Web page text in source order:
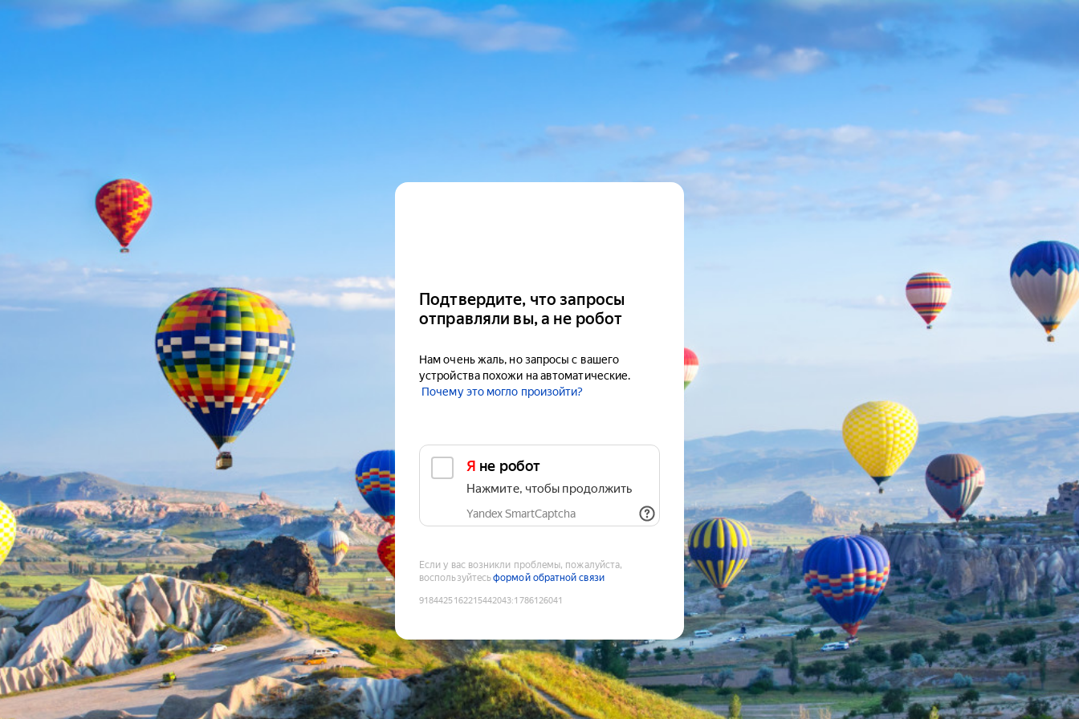
Подтвердите, что запросы
отправляли вы, а не робот
Нам очень жаль, но запросы с вашего
устройства похожи на автоматические.
Почему это могло произойти?
Я не робот
Нажмите, чтобы продолжить
Yandex SmartCaptcha
Если у вас возникли проблемы, пожалуйста,
воспользуйтесьформой обратной связи
9184425162215442043:1786126041